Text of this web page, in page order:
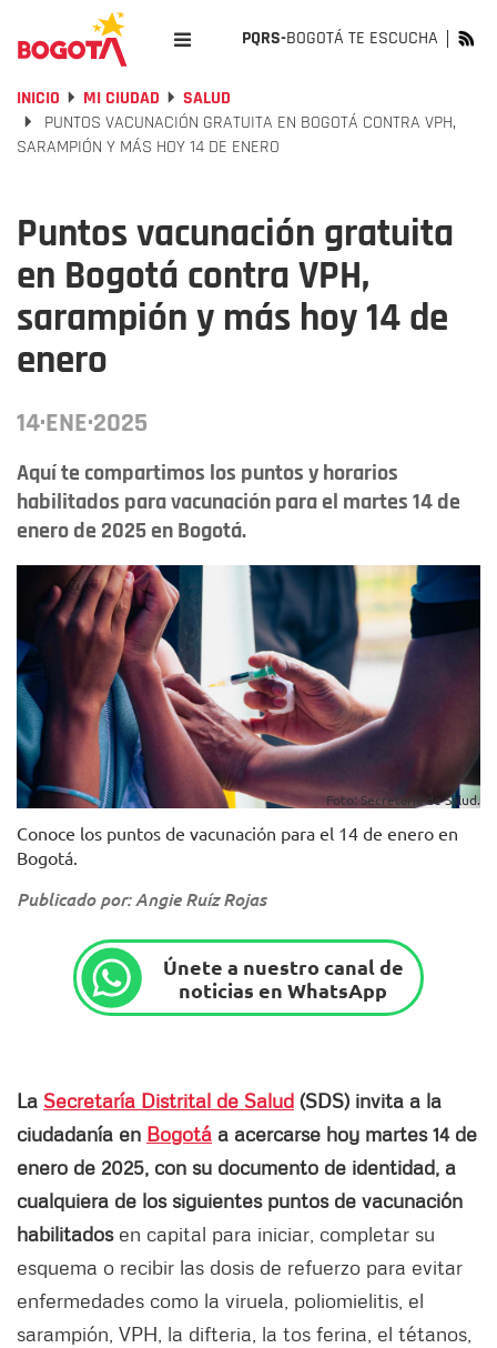
PQRS-BOGOTÁ TE ESCUCHA
INICIO MI CIUDAD
SALUD
PUNTOS VACUNACIÓN GRATUITA EN BOGOTÁ CONTRA VPH,
SARAMPIÓN Y MÁS HOY 14 DE ENERO
Puntos vacunación gratuita
en Bogotá contra VPH,
sarampión y más hoy 14 de
enero
14·ENE·2025
Aquí te compartimos los puntos y horarios
habilitados para vacunación para el martes 14 de
enero de 2025 en Bogotá.
Foto: Secretaría de Salud.
Conoce los puntos de vacunación para el 14 de enero en
Bogotá.
Publicado por: Angie Ruíz Rojas
Únete a nuestro canal de
noticias en WhatsApp
La Secretaría Distrital de Salud (SDS) invita a la
ciudadanía en Bogotá a acercarse hoy martes 14 de
enero de 2025, con su documento de identidad, a
cualquiera de los siguientes puntos de vacunación
habilitadosen capital para iniciar, completar su
esquema o recibir las dosis de refuerzo para evitar
enfermedades como la viruela, poliomielitis, el
sarampión, VPH, la difteria, la tos ferina, el tétanos,